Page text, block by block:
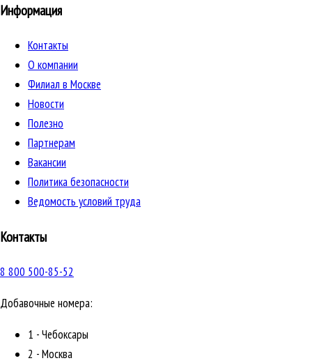
Информация
Контакты
О компании
Филиал в Москве
Новости
Полезно
Партнерам
Вакансии
Политика безопасности
Ведомость условий труда
Контакты
8 800 500-85-52
Добавочные номера:
1 - Чебоксары
2 - Москва